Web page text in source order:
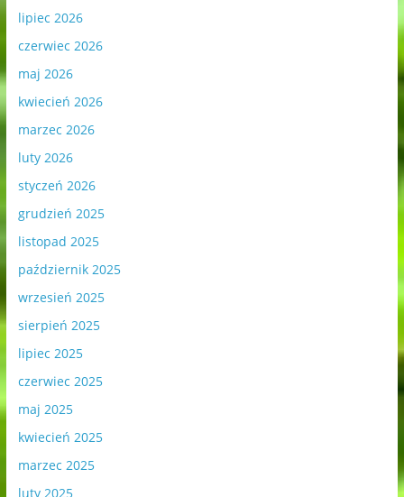
lipiec 2026
czerwiec 2026
maj 2026
kwiecień 2026
marzec 2026
luty 2026
styczeń 2026
grudzień 2025
listopad 2025
październik 2025
wrzesień 2025
sierpień 2025
lipiec 2025
czerwiec 2025
maj 2025
kwiecień 2025
marzec 2025
luty 2025